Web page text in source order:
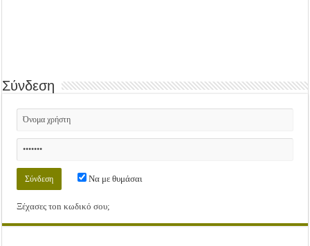
Σύνδεση
Να με θυμάσαι
Ξέχασες τοn κωδικό σου;